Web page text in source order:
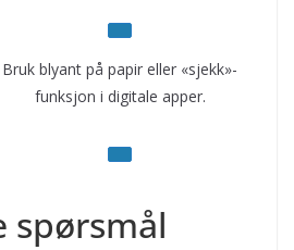
Bruk blyant på papir eller «sjekk»-
funksjon i digitale apper.
spørsmål